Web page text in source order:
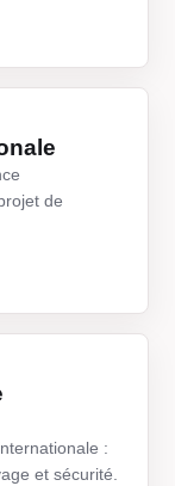
de
:
et sécurité.